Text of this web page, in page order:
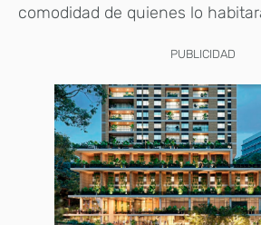
comodidad de quienes lo
PUBLICIDAD